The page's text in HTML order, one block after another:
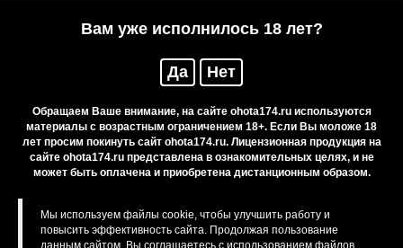
Вам уже исполнилось 18 лет?
Да Нет
Обращаем Ваше внимание, на сайте ohota174.ru используются
материалы с возрастным ограничением 18+. Если Вы моложе 18
лет просим покинуть сайт ohota174.ru. Лицензионная продукция на
сайте ohota174.ru представлена в ознакомительных целях, и не
может быть оплачена и приобретена дистанционным образом.
Мы используем файлы cookie, чтобы улучшить работу и
повысить эффективность сайта. Продолжая пользование
данным сайтом, Вы соглашаетесь с использованием файлов
Резервирование
Приобретение лицензионных товаров
Бренды
Карта сайта